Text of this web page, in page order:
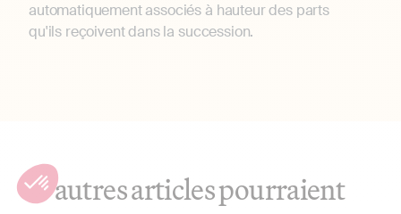
automatiquement associés à hauteur des parts
qu'ils reçoivent dans la succession.
D'autres articles pourraient